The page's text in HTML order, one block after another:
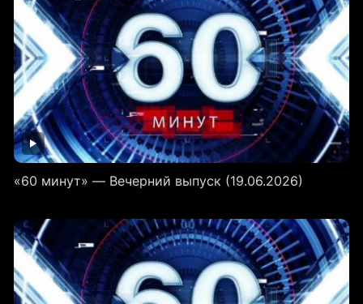
«60 минут» — Вечерний выпуск (19.06.2026)